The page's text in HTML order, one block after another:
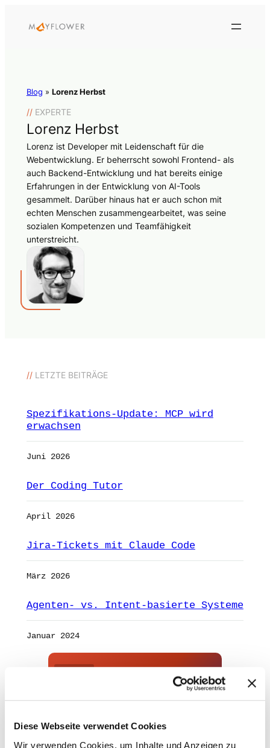
Diese Webseite verwendet Cookies
Wir verwenden Cookies, um Inhalte und Anzeigen zu
Blog » Lorenz Herbst
//EXPERTE
Lorenz Herbst
Lorenz ist Developer mit Leidenschaft für die
Webentwicklung. Er beherrscht sowohl Frontend- als
auch Backend-Entwicklung und hat bereits einige
Erfahrungen in der Entwicklung von AI-Tools
gesammelt. Darüber hinaus hat er auch schon mit
echten Menschen zusammengearbeitet, was seine
sozialen Kompetenzen und Teamfähigkeit
unterstreicht.
//LETZTE BEITRÄGE
Spezifikations-Update: MCP wird
erwachsen
Juni 2026
Der Coding Tutor
April 2026
Jira-Tickets mit Claude Code
März 2026
Agenten- vs. Intent-basierte Systeme
Januar 2024
KI-Agenten in 8 Wochen